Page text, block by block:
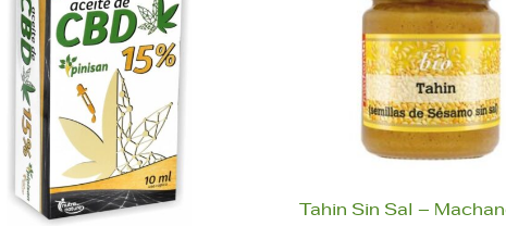
Tahin Sin Sal –